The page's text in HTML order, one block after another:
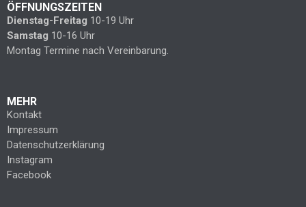
ÖFFNUNGSZEITEN
Dienstag-Freitag 10-19 Uhr
Samstag 10-16 Uhr
Montag Termine nach Vereinbarung.
MEHR
Kontakt
Impressum
Datenschutzerklärung
Instagram
Facebook